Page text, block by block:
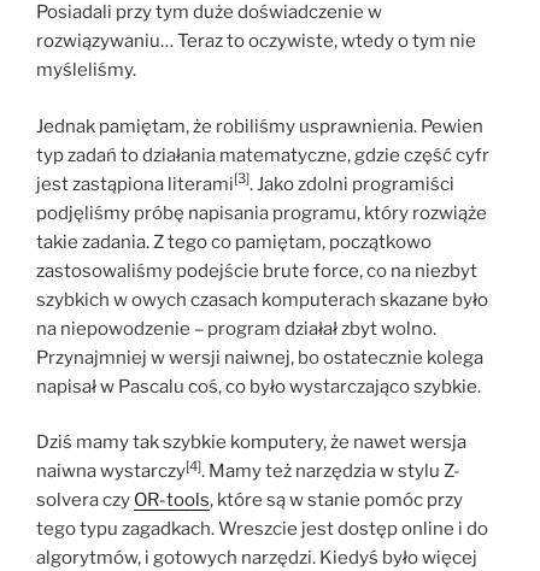
Posiadali przy tym duże doświadczenie w
rozwiązywaniu… Teraz to oczywiste, wtedy o tym nie
myśleliśmy.
Jednak pamiętam, że robiliśmy usprawnienia. Pewien
typ zadań to działania matematyczne, gdzie część cyfr
jest zastąpiona literami[3]. Jako zdolni programiści
podjęliśmy próbę napisania programu, który rozwiąże
takie zadania. Z tego co pamiętam, początkowo
zastosowaliśmy podejście brute force, co na niezbyt
szybkich w owych czasach komputerach skazane było
na niepowodzenie – program działał zbyt wolno.
Przynajmniej w wersji naiwnej, bo ostatecznie kolega
napisał w Pascalu coś, co było wystarczająco szybkie.
Dziś mamy tak szybkie komputery, że nawet wersja
naiwna wystarczy[4]. Mamy też narzędzia w stylu Z-
solvera czy OR-tools, które są w stanie pomóc przy
tego typu zagadkach. Wreszcie jest dostęp online i do
algorytmów, i gotowych narzędzi. Kiedyś było więcej